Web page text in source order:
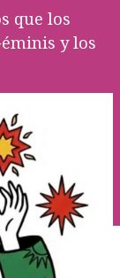
que los
y los